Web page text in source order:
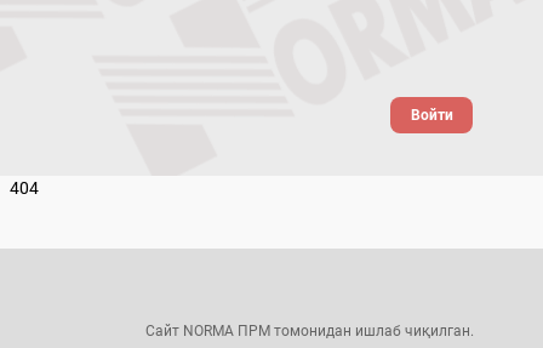
Войти
404
Сайт NORMA ПРМ томонидан ишлаб чиқилган.